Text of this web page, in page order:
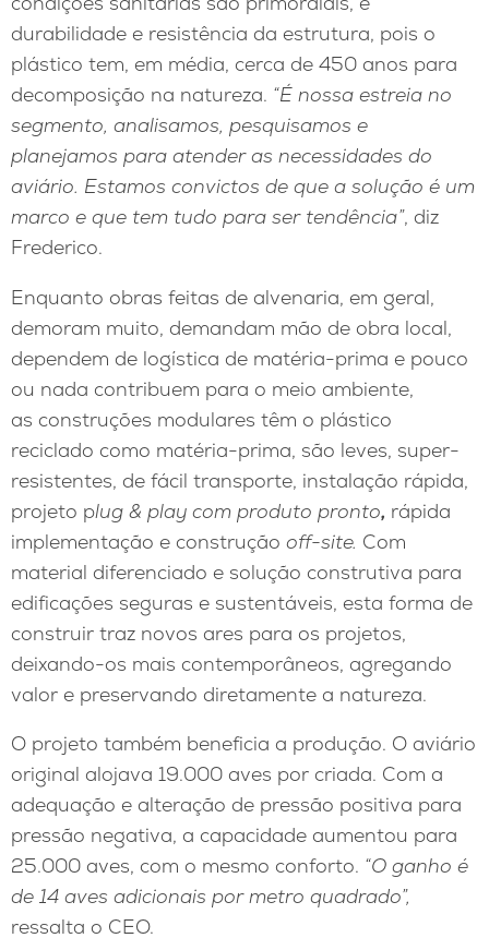
durabilidade e resistência da estrutura, pois o
plástico tem, em média, cerca de 450 anos para
decomposição na natureza. “É nossa estreia no
segmento, analisamos, pesquisamos e
planejamos para atender as necessidades do
aviário. Estamos convictos de que a solução é um
marco e que tem tudo para ser tendência”, diz
Frederico.
Enquanto obras feitas de alvenaria, em geral,
demoram muito, demandam mão de obra local,
dependem de logística de matéria-prima e pouco
ou nada contribuem para o meio ambiente,
as construções modulares têm o plástico
reciclado como matéria-prima, são leves, super-
resistentes, de fácil transporte, instalação rápida,
projeto plug & play com produto pronto, rápida
implementação e construção off-site. Com
material diferenciado e solução construtiva para
edificações seguras e sustentáveis, esta forma de
construir traz novos ares para os projetos,
deixando-os mais contemporâneos, agregando
valor e preservando diretamente a natureza.
O projeto também beneficia a produção. O aviário
original alojava 19.000 aves por criada. Com a
adequação e alteração de pressão positiva para
pressão negativa, a capacidade aumentou para
25.000 aves, com o mesmo conforto. “O ganho é
de 14 aves adicionais por metro quadrado”,
ressalta o CEO.